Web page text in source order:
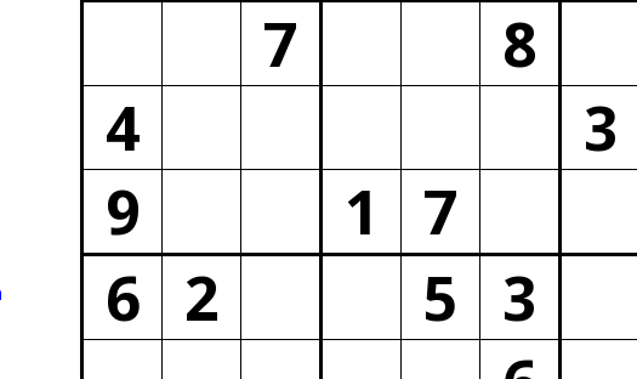
7
8
4
3
9
1 7
6 2 5
3